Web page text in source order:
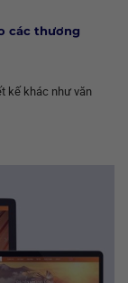
các thương
kế khác như văn